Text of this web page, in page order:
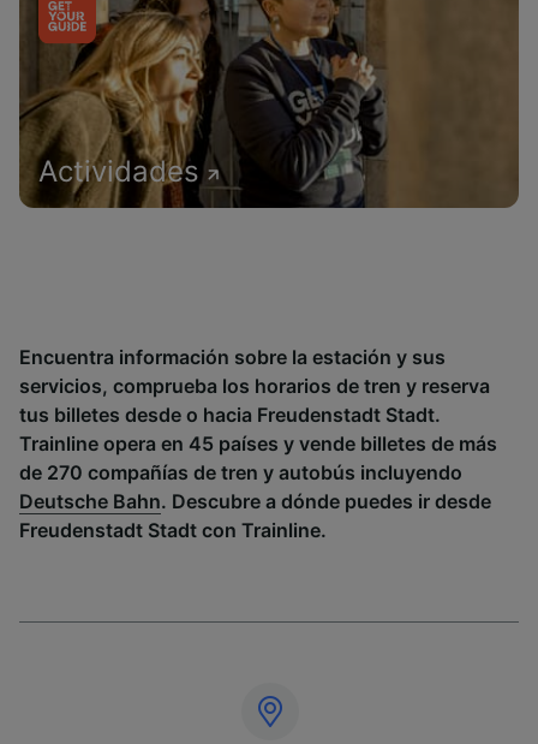
Actividades
Encuentra información sobre la estación y sus
servicios, comprueba los horarios de tren y reserva
tus billetes desde o hacia Freudenstadt Stadt.
Trainline opera en 45 países y vende billetes de más
de 270 compañías de tren y autobús incluyendo
Deutsche Bahn. Descubre a dónde puedes ir desde
Freudenstadt Stadt con Trainline.